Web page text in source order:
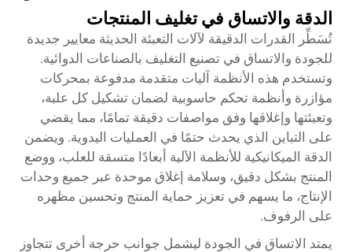
الدقة والاتساق في تغليف المنتجات
تُسَطِّر القدرات الدقيقة لآلات التعبئة الحديثة معايير جديدة
للجودة والاتساق في تصنيع التغليف بالصناعات الدوائية.
وتستخدم هذه الأنظمة آليات متقدمة مدفوعة بمحركات
مؤازرة وأنظمة تحكم حاسوبية لضمان تشكيل كل علبة،
وتعبئتها وإغلاقها وفق مواصفات دقيقة تمامًا، مما يقضي
على التباين الذي يحدث حتمًا في العمليات اليدوية. ويضمن
الدقة الميكانيكية للأنظمة الآلية أبعادًا متسقة للعلب، ووضع
المنتج بشكل دقيق، وسلامة إغلاق موحدة عبر جميع وحدات
الإنتاج، ما يسهم في تعزيز حماية المنتج وتحسين مظهره
على الرفوف.
يمتد الاتساق في الجودة ليشمل جوانب حرجة أخرى تتجاوز